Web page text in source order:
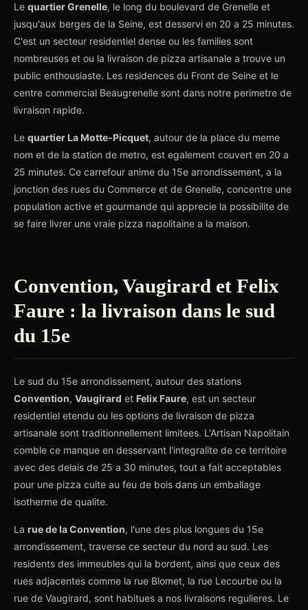
Le quartier Grenelle, le long du boulevard de Grenelle et
jusqu'aux berges de la Seine, est desservi en 20 a 25 minutes.
C'est un secteur residentiel dense ou les families sont
nombreuses et ou la livraison de pizza artisanale a trouve un
public enthousiaste. Les residences du Front de Seine et le
centre commercial Beaugrenelle sont dans notre perimetre de
livraison rapide.
Le quartier La Motte-Picquet, autour de la place du meme
nom et de la station de metro, est egalement couvert en 20 a
25 minutes. Ce carrefour anime du 15e arrondissement, a la
jonction des rues du Commerce et de Grenelle, concentre une
population active et gourmande qui apprecie la possibilite de
se faire livrer une vraie pizza napolitaine a la maison.
Convention, Vaugirard et Felix
Faure : la livraison dans le sud
du 15e
Le sud du 15e arrondissement, autour des stations
Convention, Vaugirard et Felix Faure, est un secteur
residentiel etendu ou les options de livraison de pizza
artisanale sont traditionnellement limitees. L'Artisan Napolitain
comble ce manque en desservant l'integralite de ce territoire
avec des delais de 25 a 30 minutes, tout a fait acceptables
pour une pizza cuite au feu de bois dans un emballage
isotherme de qualite.
La rue de la Convention, l'une des plus longues du 15e
arrondissement, traverse ce secteur du nord au sud. Les
residents des immeubles qui la bordent, ainsi que ceux des
rues adjacentes comme la rue Blomet, la rue Lecourbe ou la
rue de Vaugirard, sont habitues a nos livraisons regulieres. Le